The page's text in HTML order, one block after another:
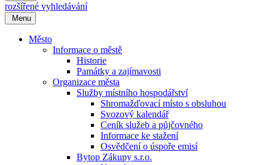
rozšířené vyhledávání
Menu
Město
Informace o městě
Historie
Památky a zajímavosti
Organizace města
Služby místního hospodářství
Shromažďovací místo s obsluhou
Svozový kalendář
Ceník služeb a půjčovného
Informace ke stažení
Osvědčení o úspoře emisí
Bytop Zákupy s.r.o.